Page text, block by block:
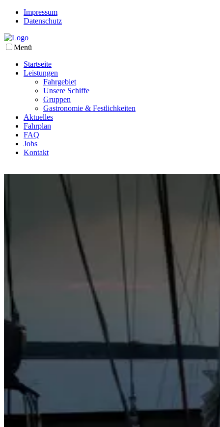
Impressum
Datenschutz
Menü
Startseite
Leistungen
Fahrgebiet
Unsere Schiffe
Gruppen
Gastronomie & Festlichkeiten
Aktuelles
Fahrplan
FAQ
Jobs
Kontakt